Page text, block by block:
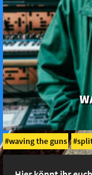
waving the guns